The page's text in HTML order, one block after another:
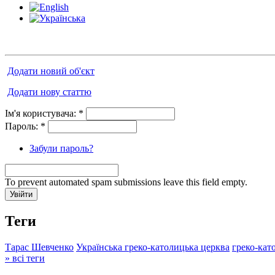
Додати новий об'єкт
Додати нову статтю
Ім'я користувача: *
Пароль: *
Забули пароль?
To prevent automated spam submissions leave this field empty.
Теги
Тарас Шевченко Українська греко-католицька церква греко-
» всі теги